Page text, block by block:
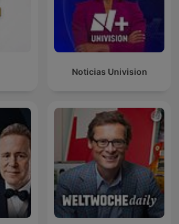
Noticias Univision